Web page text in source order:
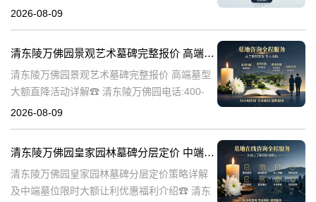
南☎ 清东陵万佛园电话:400-838-5063清东陵
2026-08-09
清东陵万佛园景观艺术墓碑完整报价 高端墓型大额直降活动详解
清东陵万佛园景观艺术墓碑完整报价 高端墓型
大额直降活动详解☎ 清东陵万佛园电话:400-
838-5063清东陵万佛园，作为中国著名的皇家
2026-08-09
清东陵万佛园皇家园林墓碑分层定价 中端墓位限时大额让利详解及优惠福利
清东陵万佛园皇家园林墓碑分层定价策略详解
及中端墓位限时大额让利优惠福利介绍☎ 清东